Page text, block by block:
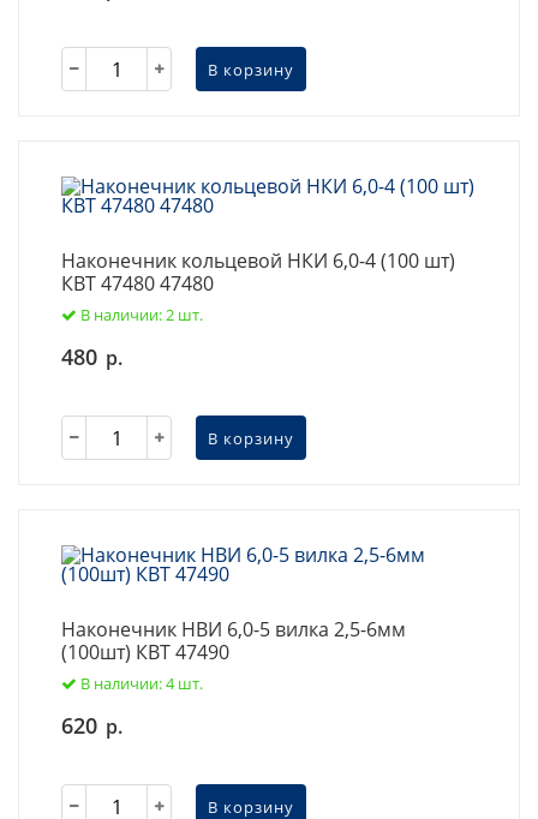
В корзину
Наконечник кольцевой НКИ 6,0-4 (100 шт)
КВТ 47480 47480
В наличии: 2 шт.
480 р.
В корзину
Наконечник НВИ 6,0-5 вилка 2,5-6мм
(100шт) КВТ 47490
В наличии: 4 шт.
620 р.
В корзину